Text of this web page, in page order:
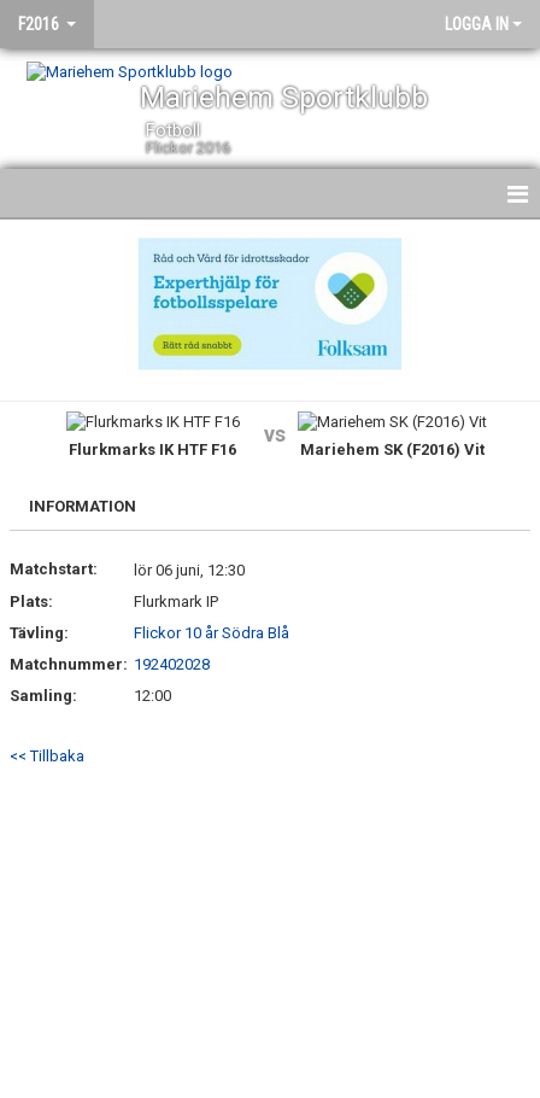
F2016 LOGGA IN
Mariehem Sportklubb
Fotboll
Flickor 2016
TRUPPEN
BILDGALLERI
KONTAKT
Flurkmarks IK HTF F16
vs
Mariehem SK (F2016) Vit
INFORMATION
Matchstart:
lör 06 juni, 12:30
Plats:
Flurkmark IP
Tävling:
Flickor 10 år Södra Blå
Matchnummer: 192402028
Samling:
12:00
<< Tillbaka